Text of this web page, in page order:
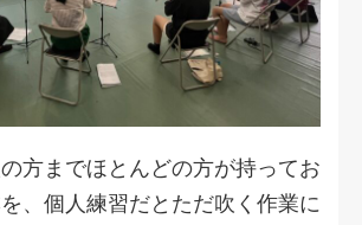
方までほとんどの方が持ってお
、個人練習だとただ吹く作業に